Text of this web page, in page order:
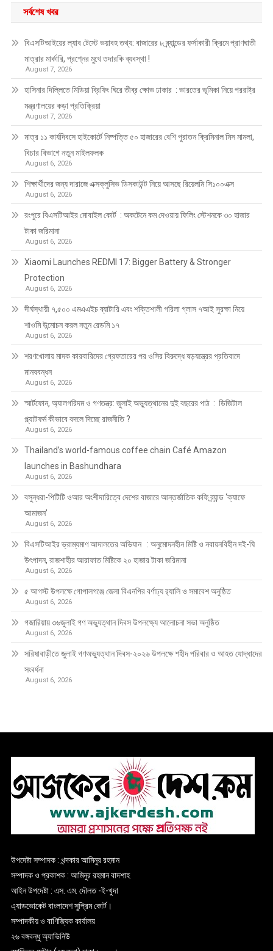
সর্বশেষ খবর
বিএসটিআইয়ের ল্যাব টেস্টে ভয়াবহ তথ্য: বাজারের ৮ ব্র্যান্ডের ফর্সাকারী ক্রিমে প্রাণঘাতী
মাত্রার মার্কারি, প্রশ্নের মুখে তদারকি ব্যবস্থা !
August 7, 2026
হাসিনার দিল্লিতে মিডিয়া ব্রিফিং ঘিরে তীব্র ক্ষোভ ঢাকার : ভারতের ভূমিকা নিয়ে পররাষ্ট্র
মন্ত্রণালয়ের কড়া প্রতিক্রিয়া
August 7, 2026
মাত্র ১১ কার্যদিবসে হাইকোর্টে নিষ্পত্তি ৫০ হাজারের বেশি পুরাতন ক্রিমিনাল মিস মামলা,
বিচার বিভাগে নতুন মাইলফলক
August 6, 2026
শিক্ষার্থীদের জন্য দারাজে এক্সক্লুসিভ ডিসকাউন্ট নিয়ে আসছে রিয়েলমি সি১০০এক্স
August 6, 2026
রংপুরে বিএসটিআইর মোবাইল কোর্ট : অকটেনে কম দেওয়ায় ফিলিং স্টেশনকে ৩০ হাজার
টাকা জরিমানা
August 6, 2026
Xiaomi Launches REDMI 17: Bigger Battery & Stronger
Protection
August 6, 2026
দীর্ঘস্থায়ী ৭,৫০০ এমএএইচ ব্যাটারি এবং শক্তিশালী গরিলা গ্লাস ৭আই সুরক্ষা নিয়ে
শাওমি উন্মোচন করল নতুন রেডমি ১৭
August 6, 2026
শরণখোলায় মাদক কারবারিদের গ্রেফতারের পর ওসির বিরুদ্ধে ষড়যন্ত্রের প্রতিবাদে
মানববন্ধন
August 6, 2026
স্মার্টফোন, অ্যালগরিদম ও গণতন্ত্র: জুলাই অভ্যুত্থানের দুই বছরের পাঠ : ডিজিটাল
প্ল্যাটফর্ম কীভাবে বদলে দিচ্ছে রাজনীতি ?
August 6, 2026
Thailand’s world-famous coffee chain Café Amazon
launches in Bashundhara
August 6, 2026
বসুন্ধরা-পিটিটি ওআর অংশীদারিত্বে দেশের বাজারে আন্তর্জাতিক কফি ব্র্যান্ড ‘ক্যাফে
আমাজন’
August 6, 2026
বিএসটিআইর ভ্রাম্যমাণ আদালতের অভিযান : অনুমোদনহীন মিষ্টি ও নবায়নবিহীন দই-ঘি
উৎপাদন, রাজশাহীর আরাফাত মিষ্টিকে ২০ হাজার টাকা জরিমানা
August 6, 2026
৫ আগস্ট উপলক্ষে গোপালগঞ্জে জেলা বিএনপির বর্ণাঢ্য র‍্যালি ও সমাবেশ অনুষ্ঠিত
August 6, 2026
গজারিয়ায় ৩৬জুলাই গণ অভ্যুত্থান দিবস উপলক্ষ্যে আলোচনা সভা অনুষ্ঠিত
August 6, 2026
সরিষাবাড়ীতে জুলাই গণঅভ্যুত্থান দিবস-২০২৬ উপলক্ষে শহীদ পরিবার ও আহত যোদ্ধাদের
সংবর্ধনা
August 6, 2026
উপদেষ্টা সম্পাদক : খন্দকার আমিনুর রহমান
সম্পাদক ও প্রকাশক : আমিনুর রহমান বাদশাহ
আইন উপদেষ্টা : এস. এম. দৌলত -ই-খুদা
এ্যাডভোকেট বাংলাদেশ সুপ্রিম কোর্ট।
সম্পাদকীয় ও বাণিজ্যিক কার্যালয়
২৬ বঙ্গবন্ধু অ্যাভিনিউ